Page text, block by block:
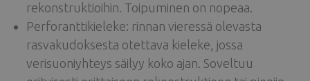
rekonstruktioihin. Toipuminen on nopeaa.
Perforanttikieleke: rinnan vieressä olevasta
rasvakudoksesta otettava kieleke, jossa
verisuoniyhteys säilyy koko ajan. Soveltuu